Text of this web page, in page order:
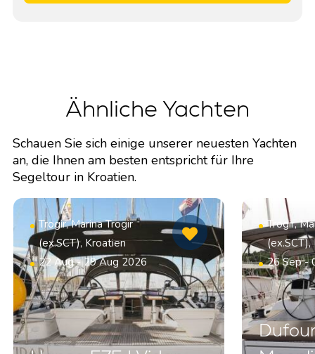
Ähnliche Yachten
Schauen Sie sich einige unserer neuesten Yachten
an, die Ihnen am besten entspricht für Ihre
Segeltour in Kroatien.
Trogir, Marina Trogir
(ex.SCT), Kroatien
22 Aug - 29 Aug 2026
Trogir,
26 Sep -